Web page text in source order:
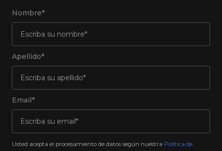
Nombre*
Apellido*
Email*
Usted acepta el procesamiento de datos según nuestra Política de